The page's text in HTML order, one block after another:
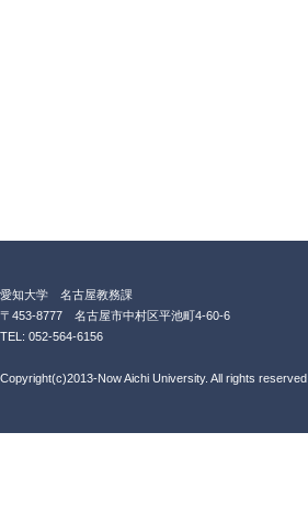
愛知大学 名古屋教務課
〒453-8777 名古屋市中村区平池町4-60-6
TEL: 052-564-6156
Copyright(c)2013-Now Aichi University. All rights reserved.